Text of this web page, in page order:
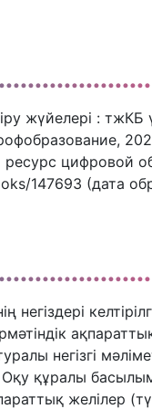
жүйелері :
цифровой
147693 (дата
негіздері
негізгі
Оқу құралы
желілер